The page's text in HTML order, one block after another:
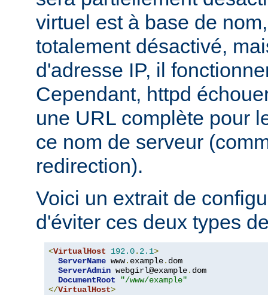
virtuel est à base de
totalement désactivé,
d'adresse IP, il
Cependant, httpd
une URL complète pour
ce nom de serveur
redirection).
Voici un extrait de
d'éviter ces deux types
<VirtualHost 192.0. 2.1>
ServerName www. example. dom
ServerAdmin webgirl@example. dom
DocumentRoot
"/www/example"
</VirtualHost>